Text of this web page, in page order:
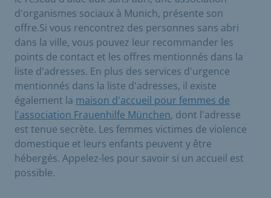
d'organismes sociaux à Munich, présente son
offre.Si vous rencontrez des personnes sans abri
dans la ville, vous pouvez leur recommander les
points de contact et les offres mentionnés dans la
liste d'adresses. En plus des services d'urgence
mentionnés dans la liste d'adresses, il existe
également la maison d'accueil pour femmes de
l'association Frauenhilfe München, dont l'adresse
est tenue secrète. Les femmes victimes de violence
domestique et leurs enfants peuvent y être
hébergés. Appelez-les pour savoir si un accueil est
possible.